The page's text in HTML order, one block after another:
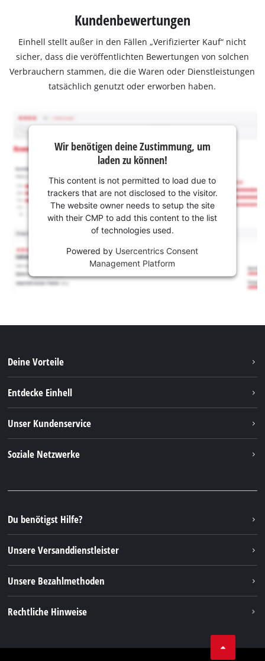
Kundenbewertungen
Einhell stellt außer in den Fällen „Verifizierter Kauf“ nicht
sicher, dass die veröffentlichten Bewertungen von solchen
Verbrauchern stammen, die die Waren oder Dienstleistungen
tatsächlich genutzt oder erworben haben.
Wir benötigen deine Zustimmung, um
laden zu können!
This content is not permitted to load due to
trackers that are not disclosed to the visitor.
The website owner needs to setup the site
with their CMP to add this content to the list
of technologies used.
Powered by Usercentrics Consent
Management Platform
Deine Vorteile
Entdecke Einhell
Nachhaltigkeit
Unser Kundenservice
FAQs
Rücksendungen / Widerruf
Verpackungsrichtlinien
Hinweise zur Batterieentsorgung
Vertrag widerrufen
Soziale Netzwerke
Instagram
TikTok
Pinterest
Linkedin
Du benötigst Hilfe?
Unsere Versanddienstleister
Unsere Bezahlmethoden
Rechtliche Hinweise